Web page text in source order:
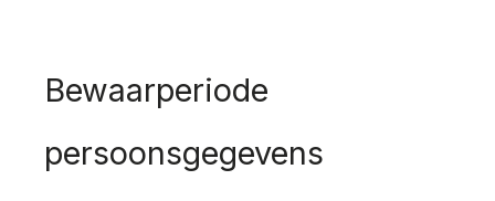
Bewaarperiode
persoonsgegevens